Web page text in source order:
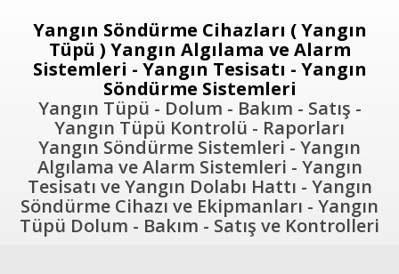
Yangın Söndürme Cihazları ( Yangın
Tüpü ) Yangın Algılama ve Alarm
Sistemleri - Yangın Tesisatı - Yangın
Söndürme Sistemleri
Yangın Tüpü - Dolum - Bakım - Satış -
Yangın Tüpü Kontrolü - Raporları
Yangın Söndürme Sistemleri - Yangın
Algılama ve Alarm Sistemleri - Yangın
Tesisatı ve Yangın Dolabı Hattı - Yangın
Söndürme Cihazı ve Ekipmanları - Yangın
Tüpü Dolum - Bakım - Satış ve Kontrolleri